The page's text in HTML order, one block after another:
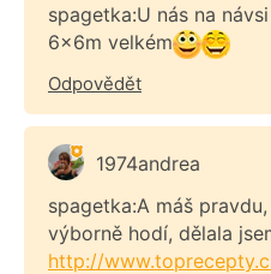
spagetka:U nás na
6x6m velkém
Odpovědět
1974andrea
spagetka:A máš
výborně hodí, dělala
http://